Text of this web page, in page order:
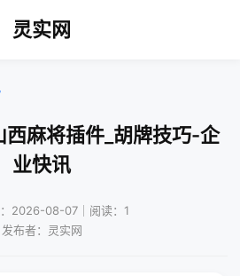
灵实网
麻将插件_胡牌技巧-企
业快讯
2026-08-07｜阅读：1
发布者：灵实网